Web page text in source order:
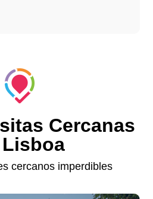
Cercanas
cercanos imperdibles